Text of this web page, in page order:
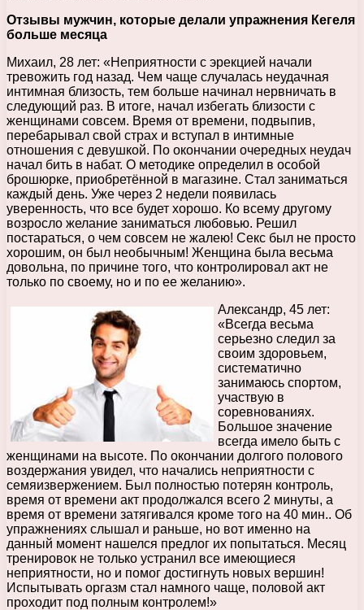
Отзывы мужчин, которые делали упражнения Кегеля
больше месяца
Михаил, 28 лет: «Неприятности с эрекцией начали
тревожить год назад. Чем чаще случалась неудачная
интимная близость, тем больше начинал нервничать в
следующий раз. В итоге, начал избегать близости с
женщинами совсем. Время от времени, подвыпив,
перебарывал свой страх и вступал в интимные
отношения с девушкой. По окончании очередных неудач
начал бить в набат. О методике определил в особой
брошюрке, приобретённой в магазине. Стал заниматься
каждый день. Уже через 2 недели появилась
уверенность, что все будет хорошо. Ко всему другому
возросло желание заниматься любовью. Решил
постараться, о чем совсем не жалею! Секс был не просто
хорошим, он был необычным! Женщина была весьма
довольна, по причине того, что контролировал акт не
только по своему, но и по ее желанию».
Александр, 45 лет:
«Всегда весьма
серьезно следил за
своим здоровьем,
систематично
занимаюсь спортом,
участвую в
соревнованиях.
Большое значение
всегда имело быть с
женщинами на высоте. По окончании долгого полового
воздержания увидел, что начались неприятности с
семяизвержением. Был полностью потерян контроль,
время от времени акт продолжался всего 2 минуты, а
время от времени затягивался кроме того на 40 мин.. Об
упражнениях слышал и раньше, но вот именно на
данный момент нашелся предлог их попытаться. Месяц
тренировок не только устранил все имеющиеся
неприятности, но и помог достигнуть новых вершин!
Испытывать оргазм стал намного чаще, половой акт
проходит под полным контролем!»